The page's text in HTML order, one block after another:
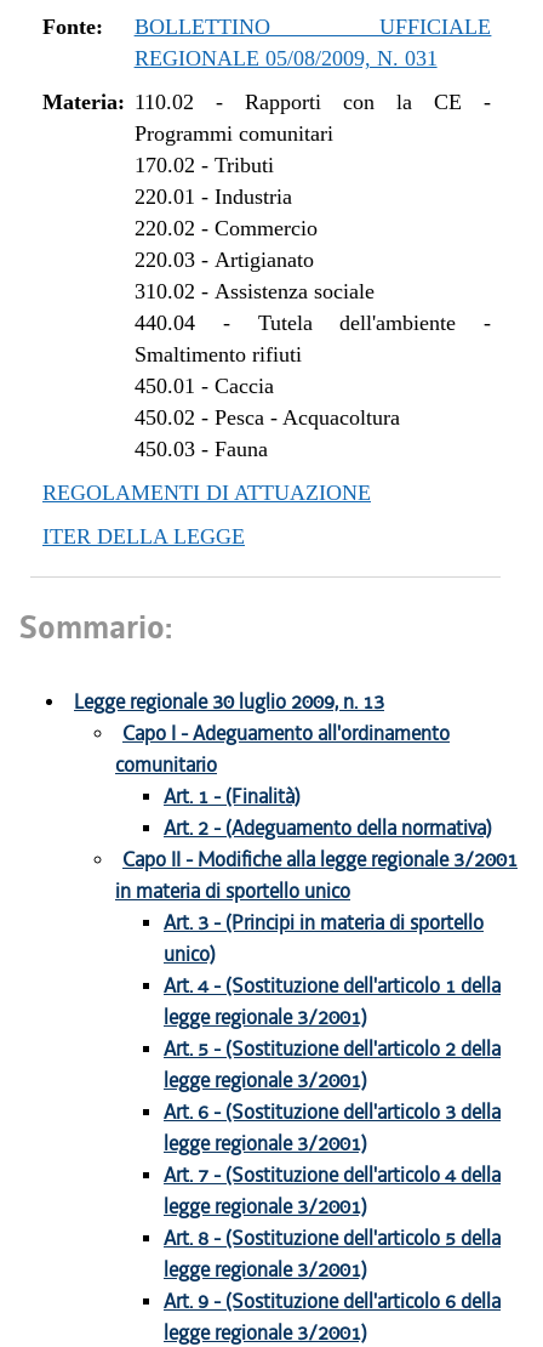
Fonte:
BOLLETTINO UFFICIALE
REGIONALE 05/08/2009, N. 031
Materia: 110.02 - Rapporti con la CE -
Programmi comunitari
170.02 - Tributi
220.01 - Industria
220.02 - Commercio
220.03- Artigianato
310.02 - Assistenza sociale
440.04- Tutela dell'ambiente -
Smaltimento rifiuti
450.01 - Caccia
450.02 - Pesca - Acquacoltura
450.03- Fauna
REGOLAMENTI DI ATTUAZIONE
ITER DELLA LEGGE
Sommario:
Legge regionale 30 luglio 2009, n. 13
Capo I - Adeguamento all'ordinamento
comunitario
Art. 1 - (Finalità)
Art. 2 - (Adeguamento della normativa)
Capo II - Modifiche alla legge regionale 3/2001
in materia di sportello unico
Art. 3 - (Principi in materia di sportello
unico)
Art. 4 - (Sostituzione dell'articolo 1 della
legge regionale 3/2001)
Art. 5 - (Sostituzione dell'articolo 2 della
legge regionale 3/2001)
Art. 6 - (Sostituzione dell'articolo 3 della
legge regionale 3/2001)
Art. 7 - (Sostituzione dell'articolo 4 della
legge regionale 3/2001)
Art. 8 - (Sostituzione dell'articolo 5 della
legge regionale 3/2001)
Art. 9 - (Sostituzione dell'articolo 6 della
legge regionale 3/2001)